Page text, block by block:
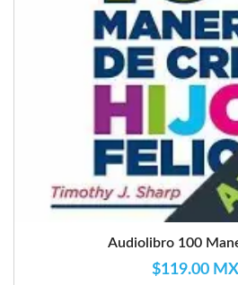
Audiolibro 100
$119.00